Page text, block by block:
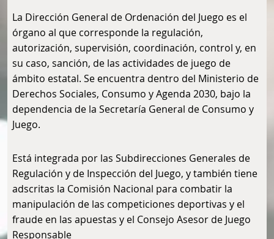
La Dirección General de Ordenación del Juego es el
órgano al que corresponde la regulación,
autorización, supervisión, coordinación, control y, en
su caso, sanción, de las actividades de juego de
ámbito estatal. Se encuentra dentro del Ministerio de
Derechos Sociales, Consumo y Agenda 2030, bajo la
dependencia de la Secretaría General de Consumo y
Juego.
Está integrada por las Subdirecciones Generales de
Regulación y de Inspección del Juego, y también tiene
adscritas la Comisión Nacional para combatir la
manipulación de las competiciones deportivas y el
fraude en las apuestas y el Consejo Asesor de Juego
Responsable